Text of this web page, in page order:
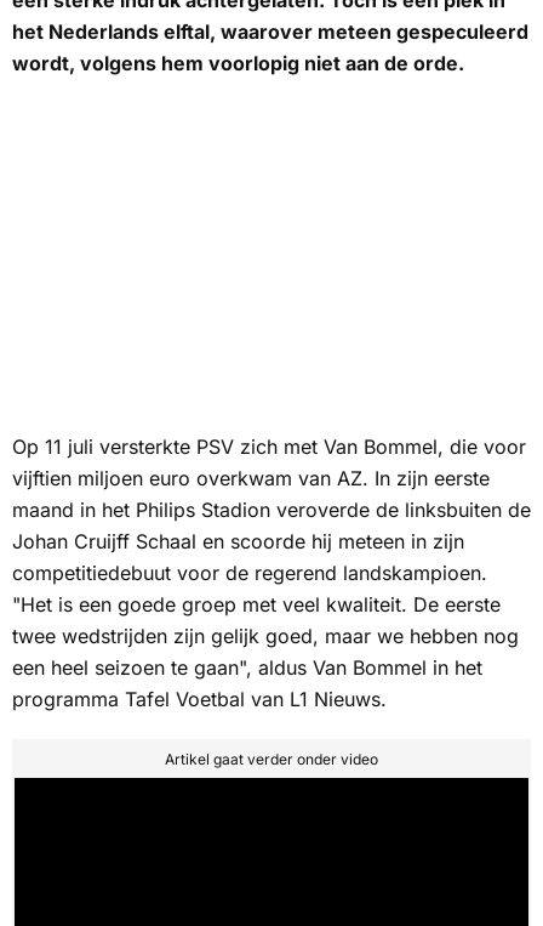
het Nederlands elftal, waarover meteen gespeculeerd
wordt, volgens hem voorlopig niet aan de orde.
Op 11 juli versterkte PSV zich met Van Bommel, die voor
vijftien miljoen euro overkwam van AZ. In zijn eerste
maand in het Philips Stadion veroverde de linksbuiten de
Johan Cruijff Schaal en scoorde hij meteen in zijn
competitiedebuut voor de regerend landskampioen.
"Het is een goede groep met veel kwaliteit. De eerste
twee wedstrijden zijn gelijk goed, maar we hebben nog
een heel seizoen te gaan", aldus Van Bommel in het
programma Tafel Voetbal van L1 Nieuws.
Artikel gaat verder onder video